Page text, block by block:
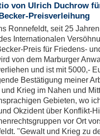
von Ulrich Duchrow
Preisverleihung
Ronnefeldt, seit 25
Internationalen
Preis für Friedens-
von dem Marburger
und ist mit 5000,-
Bestätigung meiner
Krieg im Nahen und
Gebieten, wo
Okzident über Konflikt-
vor Ort
"Gewalt und Krieg zu